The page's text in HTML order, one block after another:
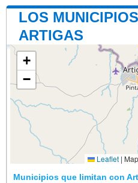
LOS
ARTIGAS
+
−
Leaflet |
Municipios que limitan con